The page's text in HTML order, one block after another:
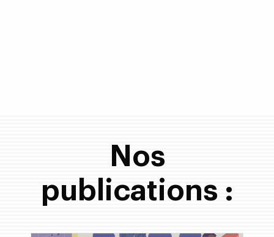
Nos
publications :